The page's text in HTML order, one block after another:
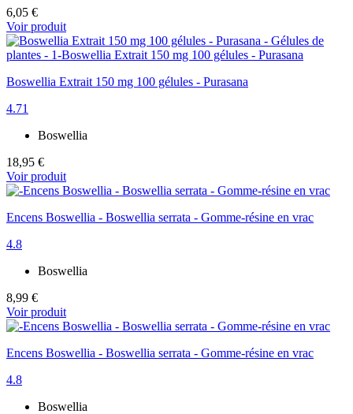
6,05 €
Voir produit
Boswellia Extrait 150 mg 100 gélules - Purasana
4.71
Boswellia
18,95 €
Voir produit
Encens Boswellia - Boswellia serrata - Gomme-résine en vrac
4.8
Boswellia
8,99 €
Voir produit
Encens Boswellia - Boswellia serrata - Gomme-résine en vrac
4.8
Boswellia